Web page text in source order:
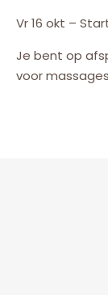
Vr 16 okt –
Je bent op
voor